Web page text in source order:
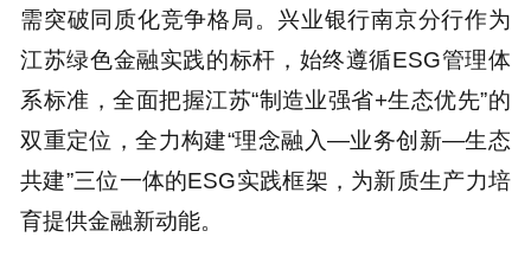
需突破同质化竞争格局。兴业银行南京分行作为
江苏绿色金融实践的标杆，始终遵循ESG管理体
系标准，全面把握江苏“制造业强省+生态优先”的
双重定位，全力构建“理念融入—业务创新—生态
共建”三位一体的ESG实践框架，为新质生产力培
育提供金融新动能。